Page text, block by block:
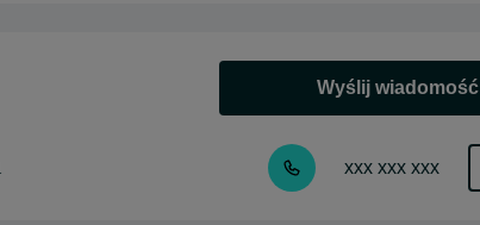
Wyślij wiadomość
xxx xxx xxx